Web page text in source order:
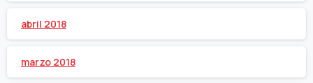
abril 2018
marzo 2018